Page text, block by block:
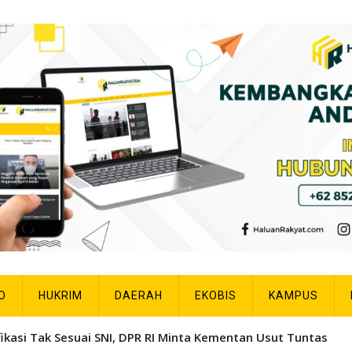
HUKRIM DAERAH EKOBIS KAMPUS
SNI, DPR RI Minta Kementan Usut Tuntas